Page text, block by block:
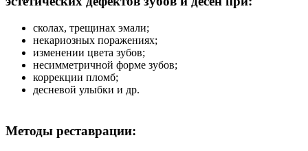
сколах, трещинах эмали;
некариозных поражениях;
изменении цвета зубов;
несимметричной форме зубов;
коррекции пломб;
десневой улыбки и др.
Методы реставрации: